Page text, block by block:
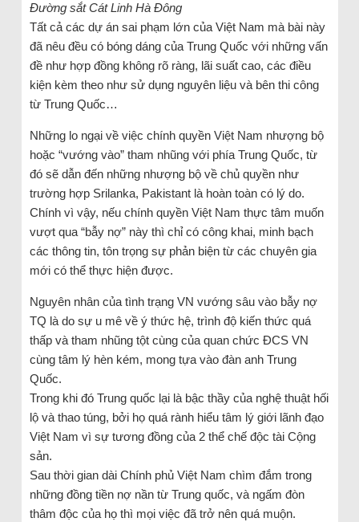
Đường sắt Cát Linh Hà Đông
Tất cả các dự án sai phạm lớn của Việt Nam mà bài này
đã nêu đều có bóng dáng của Trung Quốc với những vấn
đề như hợp đồng không rõ ràng, lãi suất cao, các điều
kiện kèm theo như sử dụng nguyên liệu và bên thi công
từ Trung Quốc…
Những lo ngại về việc chính quyền Việt Nam nhượng bộ
hoặc “vướng vào” tham nhũng với phía Trung Quốc, từ
đó sẽ dẫn đến những nhượng bộ về chủ quyền như
trường hợp Srilanka, Pakistant là hoàn toàn có lý do.
Chính vì vậy, nếu chính quyền Việt Nam thực tâm muốn
vượt qua “bẫy nợ” này thì chỉ có công khai, minh bạch
các thông tin, tôn trọng sự phản biện từ các chuyên gia
mới có thể thực hiện được.
Nguyên nhân của tình trạng VN vướng sâu vào bẫy nợ
TQ là do sự u mê về ý thức hệ, trình độ kiến thức quá
thấp và tham nhũng tột cùng của quan chức ĐCS VN
cùng tâm lý hèn kém, mong tựa vào đàn anh Trung
Quốc.
Trong khi đó Trung quốc lại là bậc thầy của nghệ thuật hối
lộ và thao túng, bởi họ quá rành hiểu tâm lý giới lãnh đạo
Việt Nam vì sự tương đồng của 2 thể chế độc tài Cộng
sản.
Sau thời gian dài Chính phủ Việt Nam chìm đắm trong
những đồng tiền nợ nần từ Trung quốc, và ngấm đòn
thâm độc của họ thì mọi việc đã trở nên quá muộn.